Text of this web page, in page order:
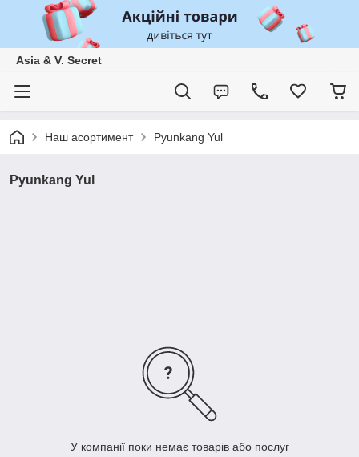
Asia & V. Secret
Наш асортимент Pyunkang Yul
Pyunkang Yul
У компанії поки немає товарів або послуг